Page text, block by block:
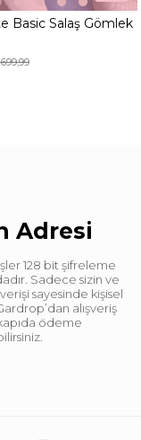
Parıltı Cep
Adresi
128 bit şifreleme
Sadece sizin ve
sayesinde kişisel
alışveriş
ödeme